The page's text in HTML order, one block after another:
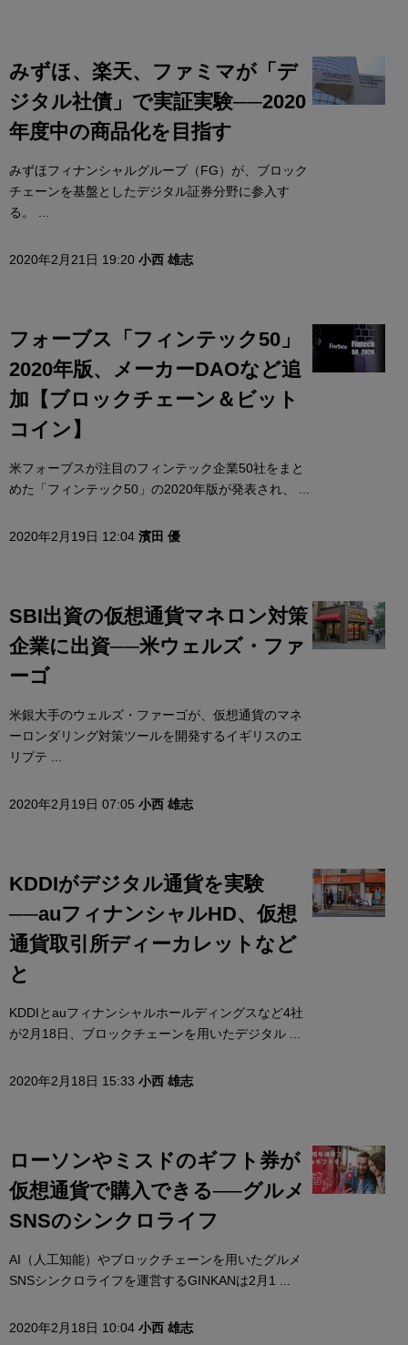
みずほ、楽天、ファミマが「デ
ジタル社債」で実証実験──2020
年度中の商品化を目指す
みずほフィナンシャルグループ（FG）が、ブロック
チェーンを基盤としたデジタル証券分野に参入す
る。 ...
2020年2月21日 19:20 小西 雄志
フォーブス「フィンテック50」
2020年版、メーカーDAOなど追
加【ブロックチェーン＆ビット
コイン】
米フォーブスが注目のフィンテック企業50社をまと
めた「フィンテック50」の2020年版が発表され、 ...
2020年2月19日 12:04 濱田 優
SBI出資の仮想通貨マネロン対策
企業に出資──米ウェルズ・ファ
ーゴ
米銀大手のウェルズ・ファーゴが、仮想通貨のマネ
ーロンダリング対策ツールを開発するイギリスのエ
リプテ ...
2020年2月19日 07:05 小西 雄志
KDDIがデジタル通貨を実験
──auフィナンシャルHD、仮想
通貨取引所ディーカレットなど
と
KDDIとauフィナンシャルホールディングスなど4社
が2月18日、ブロックチェーンを用いたデジタル ...
2020年2月18日 15:33 小西 雄志
ローソンやミスドのギフト券が
仮想通貨で購入できる──グルメ
SNSのシンクロライフ
AI（人工知能）やブロックチェーンを用いたグルメ
SNSシンクロライフを運営するGINKANは2月1 ...
2020年2月18日 10:04 小西 雄志